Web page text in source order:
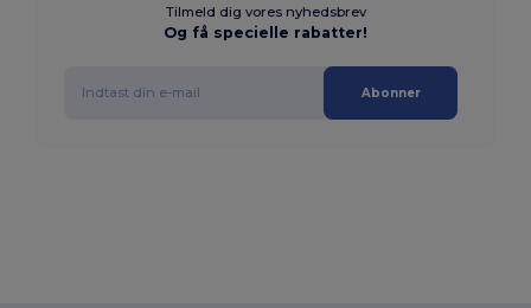
Tilmeld dig vores nyhedsbrev
Og få specielle rabatter!
Abonner